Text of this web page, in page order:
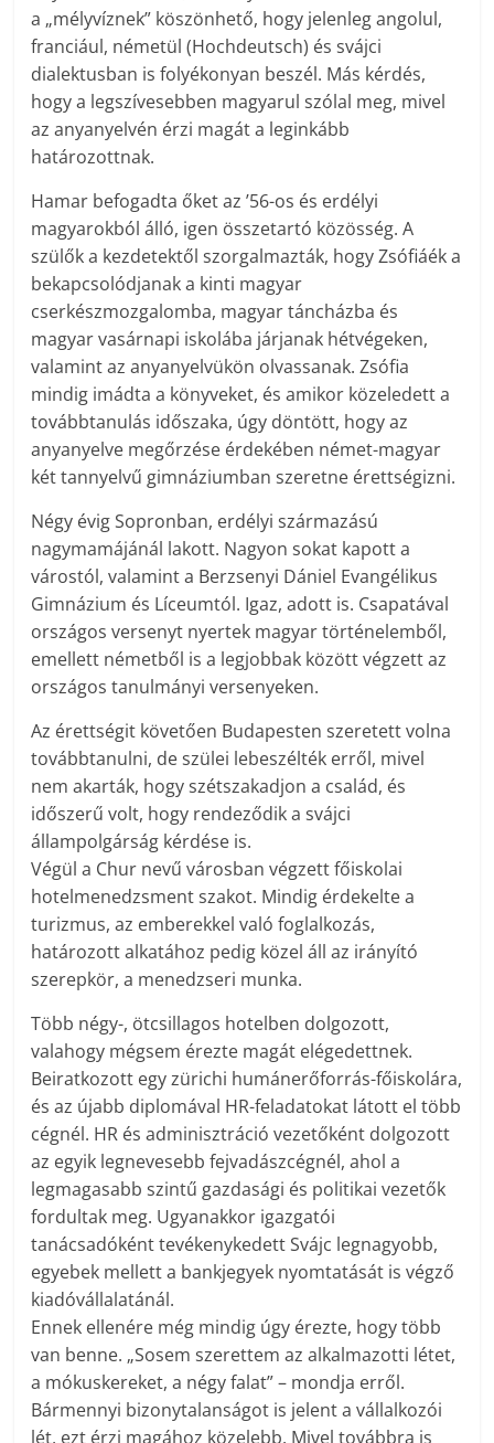
a „mélyvíznek” köszönhető, hogy jelenleg angolul,
franciául, németül (Hochdeutsch) és svájci
dialektusban is folyékonyan beszél. Más kérdés,
hogy a legszívesebben magyarul szólal meg, mivel
az anyanyelvén érzi magát a leginkább
határozottnak.
Hamar befogadta őket az ’56-os és erdélyi
magyarokból álló, igen összetartó közösség. A
szülők a kezdetektől szorgalmazták, hogy Zsófiáék a
bekapcsolódjanak a kinti magyar
cserkészmozgalomba, magyar táncházba és
magyar vasárnapi iskolába járjanak hétvégeken,
valamint az anyanyelvükön olvassanak. Zsófia
mindig imádta a könyveket, és amikor közeledett a
továbbtanulás időszaka, úgy döntött, hogy az
anyanyelve megőrzése érdekében német-magyar
két tannyelvű gimnáziumban szeretne érettségizni.
Négy évig Sopronban, erdélyi származású
nagymamájánál lakott. Nagyon sokat kapott a
várostól, valamint a Berzsenyi Dániel Evangélikus
Gimnázium és Líceumtól. Igaz, adott is. Csapatával
országos versenyt nyertek magyar történelemből,
emellett németből is a legjobbak között végzett az
országos tanulmányi versenyeken.
Az érettségit követően Budapesten szeretett volna
továbbtanulni, de szülei lebeszélték erről, mivel
nem akarták, hogy szétszakadjon a család, és
időszerű volt, hogy rendeződik a svájci
állampolgárság kérdése is.
Végül a Chur nevű városban végzett főiskolai
hotelmenedzsment szakot. Mindig érdekelte a
turizmus, az emberekkel való foglalkozás,
határozott alkatához pedig közel áll az irányító
szerepkör, a menedzseri munka.
Több négy-, ötcsillagos hotelben dolgozott,
valahogy mégsem érezte magát elégedettnek.
Beiratkozott egy zürichi humánerőforrás-főiskolára,
és az újabb diplomával HR-feladatokat látott el több
cégnél. HR és adminisztráció vezetőként dolgozott
az egyik legnevesebb fejvadászcégnél, ahol a
legmagasabb szintű gazdasági és politikai vezetők
fordultak meg. Ugyanakkor igazgatói
tanácsadóként tevékenykedett Svájc legnagyobb,
egyebek mellett a bankjegyek nyomtatását is végző
kiadóvállalatánál.
Ennek ellenére még mindig úgy érezte, hogy több
van benne. „Sosem szerettem az alkalmazotti létet,
a mókuskereket, a négy falat” – mondja erről.
Bármennyi bizonytalanságot is jelent a vállalkozói
lét, ezt érzi magához közelebb. Mivel továbbra is